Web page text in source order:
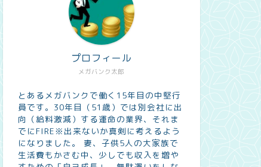
メガバンク太郎
プロフィール
とあるメガバンクで働く15年目の中堅行
員です。30年目（51歳）では別会社に出
向（給料激減）する運命の業界、それま
でにFIRE※出来ないか真剣に考えるよう
になりました。 妻、子供5人の大家族で
生活費もかさむ中、少しでも収入を増や